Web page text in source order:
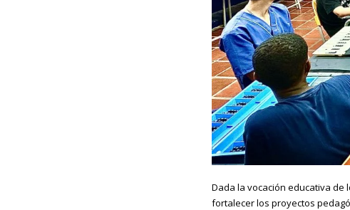
Dada la vocación educativa
fortalecer los proyectos